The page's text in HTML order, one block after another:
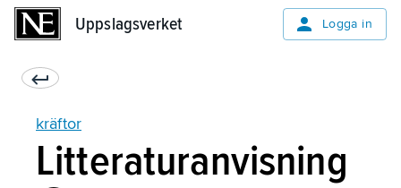
Uppslagsverket Logga in
kräftor
Litteraturanvisning